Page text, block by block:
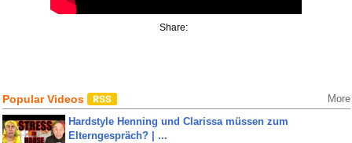
Share:
Popular Videos More
Hardstyle Henning und Clarissa müssen zum
Elterngespräch? | ...